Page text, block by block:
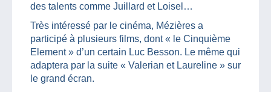
des talents comme Juillard et Loisel…
Très intéressé par le cinéma, Mézières a
participé à plusieurs films, dont « le Cinquième
Element » d’un certain Luc Besson. Le même qui
adaptera par la suite « Valerian et Laureline » sur
le grand écran.